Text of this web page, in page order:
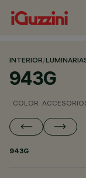
INTERIOR/
943G
COLOR
943G